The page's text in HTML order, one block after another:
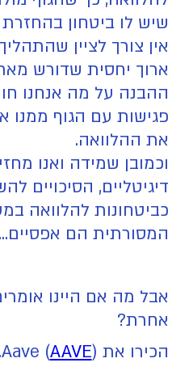
שיש לו ביטחון
אין צורך לציין
ארוך יחסית שדורש
ההבנה על מה אנחנו
פגישות עם הגוף ממנו
את ההלוואה.
וכמובן שמידה ואנו
דיגיטליים, הסיכויים
כביטחונות להלוואה
המסורתית הם אפסיים...
אבל מה אם היינו
אחרת?
הכירו את Aave ( AAVE).